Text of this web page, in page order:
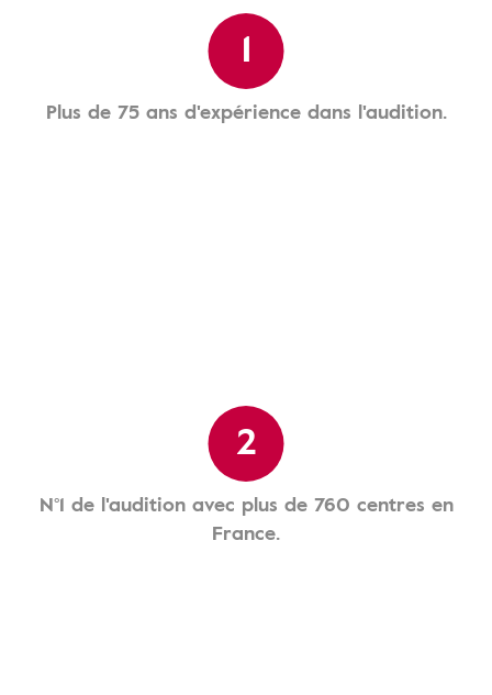
1
Plus de 75 ans d'expérience dans l'audition.
2
N°1 de l'audition avec plus de 760 centres en
France.